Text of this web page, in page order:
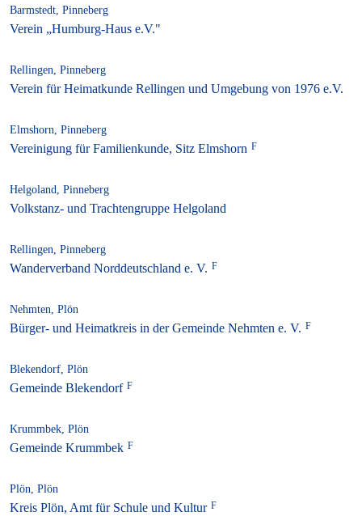
Barmstedt, Pinneberg
Verein „Humburg-Haus e.V."
Rellingen, Pinneberg
Verein für Heimatkunde Rellingen und Umgebung von 1976 e.V.
Elmshorn, Pinneberg
Vereinigung für Familienkunde, Sitz Elmshorn
Helgoland, Pinneberg
Volkstanz- und Trachtengruppe Helgoland
Rellingen, Pinneberg
Wanderverband Norddeutschland e. V.
Nehmten, Plön
Bürger- und Heimatkreis in der Gemeinde Nehmten e. V.
Blekendorf, Plön
Gemeinde Blekendorf
Krummbek, Plön
Gemeinde Krummbek
Plön, Plön
Kreis Plön, Amt für Schule und Kultur